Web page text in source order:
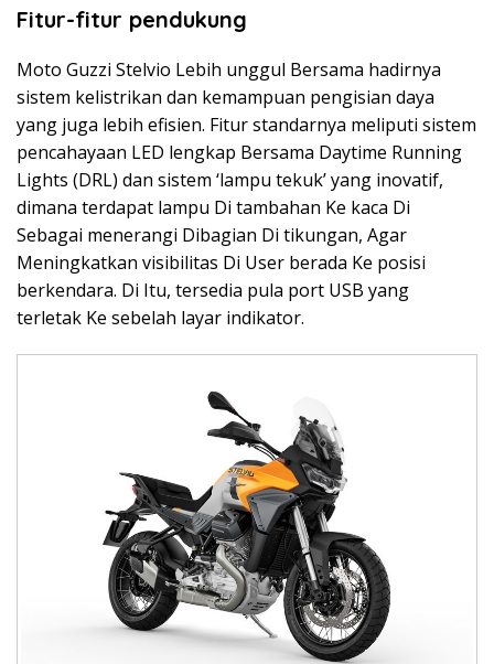
Fitur-fitur pendukung
Moto Guzzi Stelvio Lebih unggul Bersama hadirnya
sistem kelistrikan dan kemampuan pengisian daya
yang juga lebih efisien. Fitur standarnya meliputi sistem
pencahayaan LED lengkap Bersama Daytime Running
Lights (DRL) dan sistem ‘lampu tekuk’ yang inovatif,
dimana terdapat lampu Di tambahan Ke kaca Di
Sebagai menerangi Dibagian Di tikungan, Agar
Meningkatkan visibilitas Di User berada Ke posisi
berkendara. Di Itu, tersedia pula port USB yang
terletak Ke sebelah layar indikator.